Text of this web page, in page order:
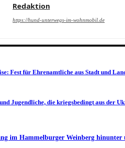
Redaktion
https://hund-unterwegs-im-wohnmobil.de
Fest für Ehrenamtliche aus Stadt und
Jugendliche, die kriegsbedingt aus der
im Hammelburger Weinberg